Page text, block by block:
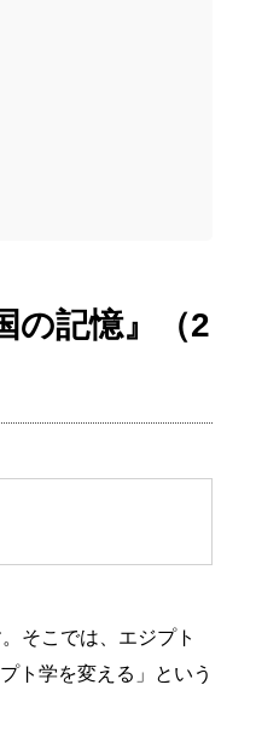
の記憶』（2
そこでは、エジプト
ト学を変える」という